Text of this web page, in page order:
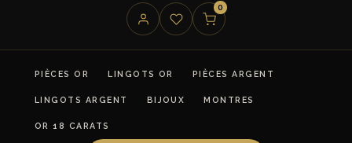
0
PIÈCES OR LINGOTS OR PIÈCES ARGENT
LINGOTS ARGENT BIJOUX MONTRES
OR 18 CARATS